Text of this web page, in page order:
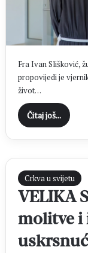
Fra Ivan Slišković,
propovijedi je
život…
Čitaj još...
Crkva u svijetu
VELIKA
molitve i